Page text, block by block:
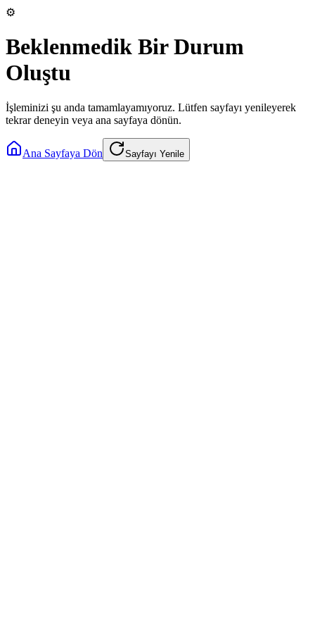
⚙️
Beklenmedik Bir Durum
Oluştu
İşleminizi şu anda tamamlayamıyoruz. Lütfen sayfayı yenileyerek
tekrar deneyin veya ana sayfaya dönün.
Ana Sayfaya Dön Sayfayı Yenile